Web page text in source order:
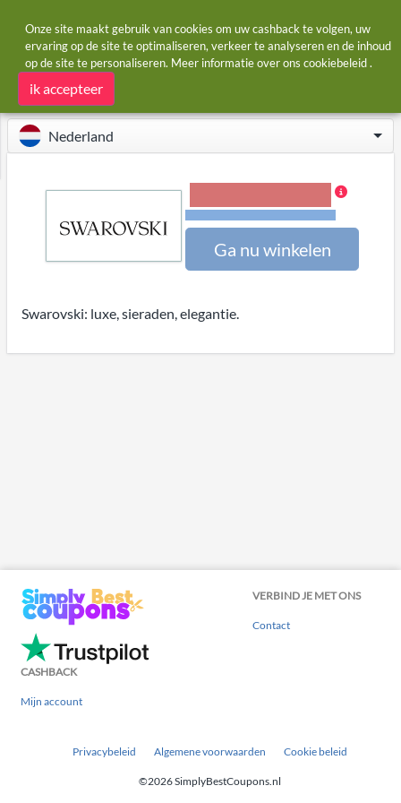
Startpagina Winkels Swarovski
Swarovski cashback
Nederland
Ga nu winkelen
Swarovski: luxe, sieraden, elegantie.
VERBIND JE MET ONS
Contact
CASHBACK
Mijn account
Privacybeleid Algemene voorwaarden Cookie beleid
©2026 SimplyBestCoupons.nl
Onze site maakt gebruik van cookies om uw cashback te volgen, uw
ervaring op de site te optimaliseren, verkeer te analyseren en de inhoud
op de site te personaliseren. Meer informatie over ons cookiebeleid.
ik accepteer